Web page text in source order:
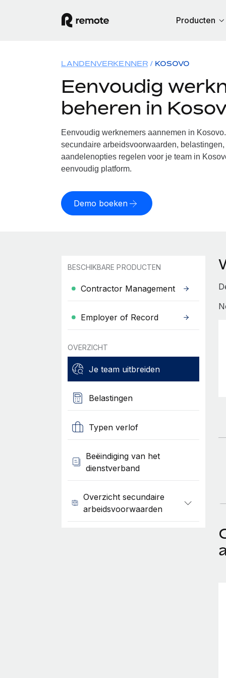
Producten
LANDENVERKENNER KOSOVO
Eenvoudig
beheren in
Eenvoudig werknemers aannemen in
secundaire arbeidsvoorwaarden,
aandelenopties regelen voor je team in
eenvoudig platform.
Demo boeken
BESCHIKBARE PRODUCTEN
Contractor Management
Employer of Record
OVERZICHT
Je team uitbreiden
Belastingen
Typen verlof
Beëindiging van het
dienstverband
Overzicht secundaire
arbeidsvoorwaarden